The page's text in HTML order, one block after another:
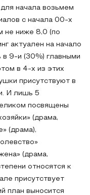
начала возьмем
с начала 00-х
не ниже 8,0 (по
актуален на начало
9-и (30%) главными
в 4-х из этих
присутствуют в
И лишь 5
посвящены
(драма,
(драма),
(драма,
относятся к
присутствует
план выносится